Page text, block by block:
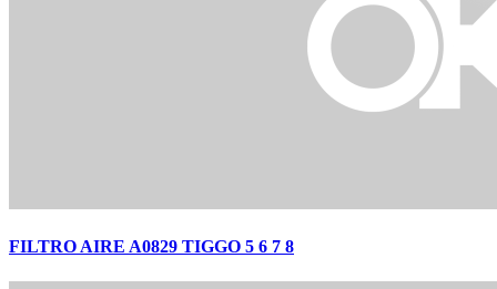
FILTRO AIRE A0829 TIGGO 5 6 7 8